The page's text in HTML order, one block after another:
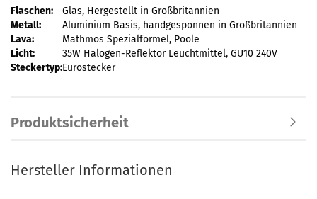
Flaschen:
Glas, Hergestellt in Großbritannien
Metall:
Aluminium Basis, handgesponnen in Großbritannien
Lava:
Mathmos Spezialformel, Poole
Licht:
35W Halogen-Reflektor Leuchtmittel, GU10 240V
Steckertyp:Eurostecker
Produktsicherheit
Hersteller Informationen